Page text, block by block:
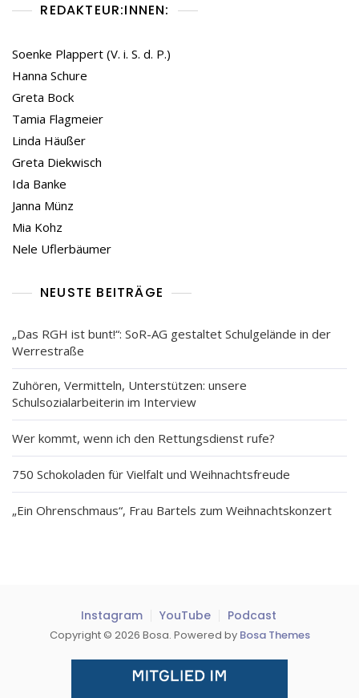
REDAKTEUR:INNEN:
Soenke Plappert (V. i. S. d. P.)
Hanna Schure
Greta Bock
Tamia Flagmeier
Linda Häußer
Greta Diekwisch
Ida Banke
Janna Münz
Mia Kohz
Nele Uflerbäumer
NEUSTE BEITRÄGE
„Das RGH ist bunt!“: SoR-AG gestaltet Schulgelände in der
Werrestraße
Zuhören, Vermitteln, Unterstützen: unsere
Schulsozialarbeiterin im Interview
Wer kommt, wenn ich den Rettungsdienst rufe?
750 Schokoladen für Vielfalt und Weihnachtsfreude
„Ein Ohrenschmaus“, Frau Bartels zum Weihnachtskonzert
Instagram YouTube Podcast
Copyright © 2026 Bosa. Powered by Bosa Themes